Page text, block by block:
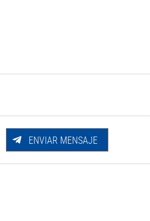
ENVIAR MENSAJE